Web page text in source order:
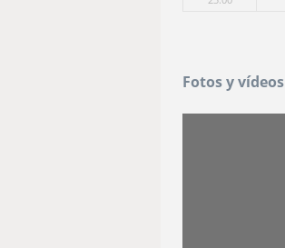
Fotos y vídeos